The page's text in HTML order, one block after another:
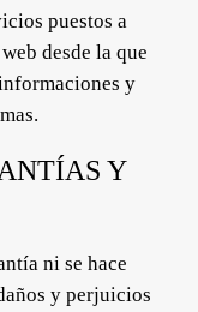
puestos a
desde la que
y
Y
ni se hace
y perjuicios